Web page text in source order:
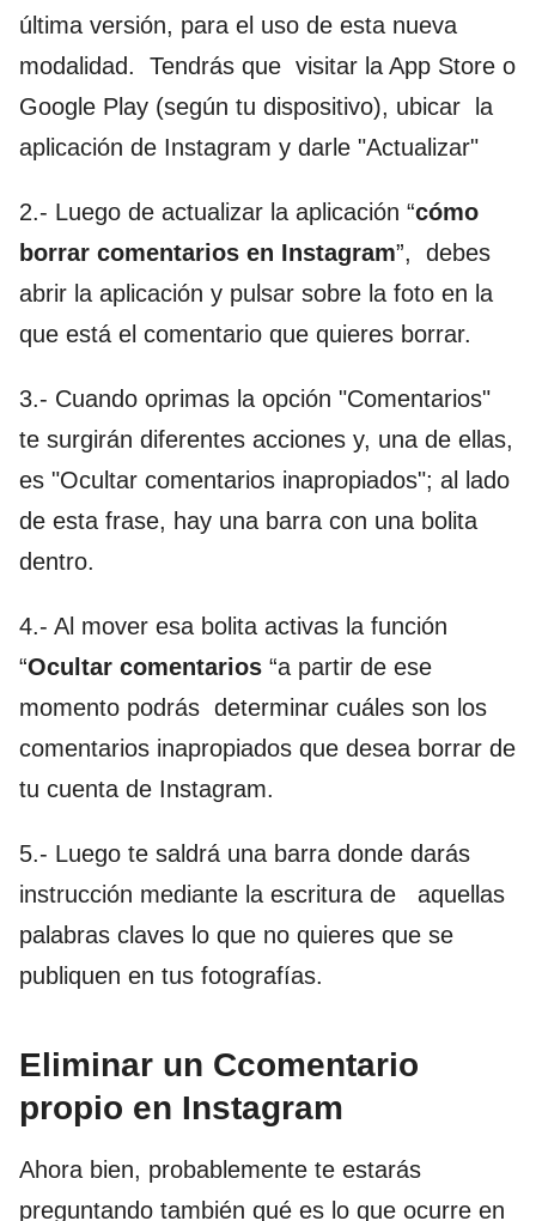
última versión, para el uso de esta nueva
modalidad. Tendrás que visitar la App Store o
Google Play (según tu dispositivo), ubicar la
aplicación de Instagram y darle "Actualizar"
2.- Luego de actualizar la aplicación “cómo
borrar comentarios en Instagram”, debes
abrir la aplicación y pulsar sobre la foto en la
que está el comentario que quieres borrar.
3.- Cuando oprimas la opción "Comentarios"
te surgirán diferentes acciones y, una de ellas,
es "Ocultar comentarios inapropiados"; al lado
de esta frase, hay una barra con una bolita
dentro.
4.- Al mover esa bolita activas la función
“Ocultar comentarios “a partir de ese
momento podrás determinar cuáles son los
comentarios inapropiados que desea borrar de
tu cuenta de Instagram.
5.- Luego te saldrá una barra donde darás
instrucción mediante la escritura de aquellas
palabras claves lo que no quieres que se
publiquen en tus fotografías.
Eliminar un Ccomentario
propio en Instagram
Ahora bien, probablemente te estarás
preguntando también qué es lo que ocurre en